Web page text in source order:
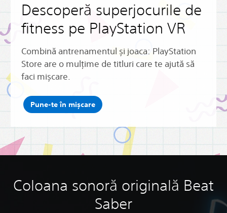
Descoperă superjocurile de
fitness pe PlayStation VR
Combină antrenamentul și joaca: PlayStation
Store are o mulțime de titluri care te ajută să
faci mișcare.
Pune-te în mișcare
Coloana sonoră originală Beat
Saber